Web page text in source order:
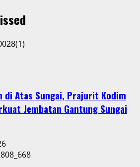
di Atas Sungai, Prajurit Kodim
Jembatan Gantung Sungai